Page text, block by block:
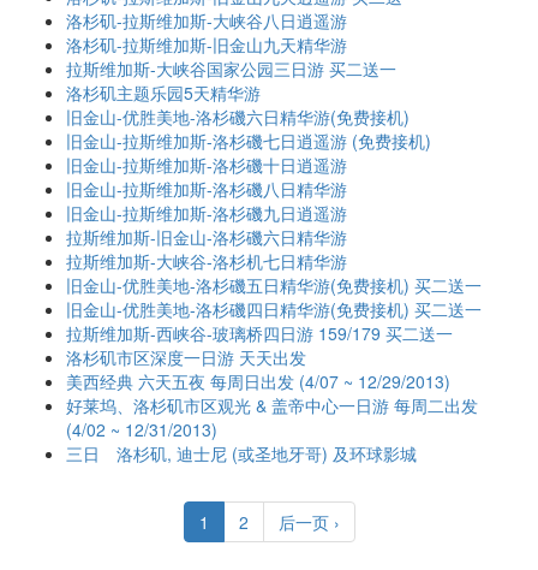
洛杉矶-拉斯维加斯-大峡谷八日逍遥游
洛杉矶-拉斯维加斯-旧金山九天精华游
拉斯维加斯-大峡谷国家公园三日游 买二送一
洛杉矶主题乐园5天精华游
旧金山-优胜美地-洛杉磯六日精华游(免费接机)
旧金山-拉斯维加斯-洛杉磯七日逍遥游 (免费接机)
旧金山-拉斯维加斯-洛杉磯十日逍遥游
旧金山-拉斯维加斯-洛杉磯八日精华游
旧金山-拉斯维加斯-洛杉磯九日逍遥游
拉斯维加斯-旧金山-洛杉磯六日精华游
拉斯维加斯-大峡谷-洛杉机七日精华游
旧金山-优胜美地-洛杉磯五日精华游(免费接机) 买二送一
旧金山-优胜美地-洛杉磯四日精华游(免费接机) 买二送一
拉斯维加斯-西峡谷-玻璃桥四日游 159/179 买二送一
洛杉矶市区深度一日游 天天出发
美西经典 六天五夜 每周日出发 (4/07 ~ 12/29/2013)
好莱坞、洛杉矶市区观光 & 盖帝中心一日游 每周二出发
(4/02 ~ 12/31/2013)
三日 洛杉矶, 迪士尼 (或圣地牙哥) 及环球影城
1 2 后一页 ›